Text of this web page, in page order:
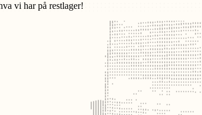
vi har på restlager!